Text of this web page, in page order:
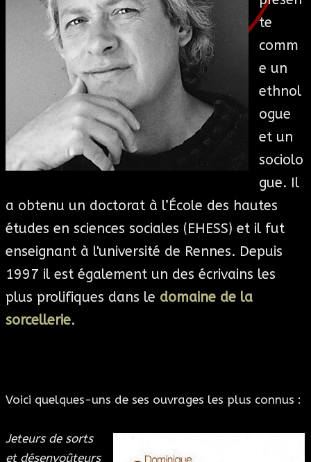
te
comm
e un
ethnol
ogue
et un
sociolo
gue. Il
a obtenu un doctorat à l’École des hautes
études en sciences sociales (EHESS) et il fut
enseignant à l'université de Rennes. Depuis
1997 il est également un des écrivains les
plus prolifiques dans le domaine de la
sorcellerie.
Voici quelques-uns de ses ouvrages les plus connus :
Jeteurs de sorts
et désenvoûteurs